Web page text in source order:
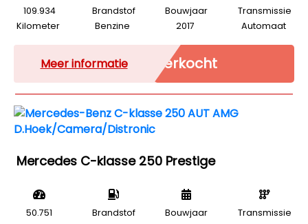
109.934
Kilometer
Brandstof
Benzine
Bouwjaar
2017
Transmissie
Automaat
Meer informatie Verkocht
Mercedes C-klasse 250 Prestige
50.751
Brandstof
Bouwjaar
Transmissie